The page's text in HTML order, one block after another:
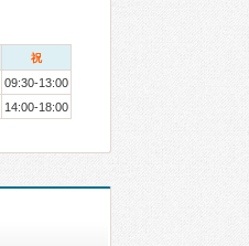
祝
09:30-13:00
14:00-18:00